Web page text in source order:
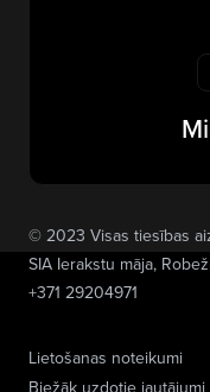
Lietošanas noteikumi
Biežāk uzdotie jautājumi
© 2023 Visas tiesības
SIA Ierakstu māja,
+371 29204971